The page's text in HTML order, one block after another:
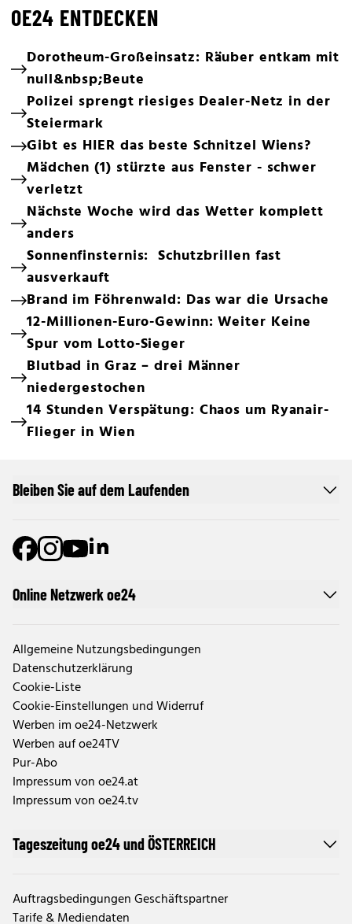
OE24 ENTDECKEN
Dorotheum-Großeinsatz: Räuber entkam mit
null&nbsp;Beute
Polizei sprengt riesiges Dealer-Netz in der
Steiermark
Gibt es HIER das beste Schnitzel Wiens?
Mädchen (1) stürzte aus Fenster - schwer
verletzt
Nächste Woche wird das Wetter komplett
anders
Sonnenfinsternis: Schutzbrillen fast
ausverkauft
Brand im Föhrenwald: Das war die Ursache
12-Millionen-Euro-Gewinn: Weiter Keine
Spur vom Lotto-Sieger
Blutbad in Graz – drei Männer
niedergestochen
14 Stunden Verspätung: Chaos um Ryanair-
Flieger in Wien
Online Netzwerk oe24
Allgemeine Nutzungsbedingungen
Datenschutzerklärung
Cookie-Liste
Cookie-Einstellungen und Widerruf
Werben im oe24-Netzwerk
Werben auf oe24TV
Pur-Abo
Impressum von oe24.at
Impressum von oe24.tv
Tageszeitung oe24 und ÖSTERREICH
Auftragsbedingungen Geschäftspartner
Tarife & Mediendaten
Bleiben Sie auf dem Laufenden